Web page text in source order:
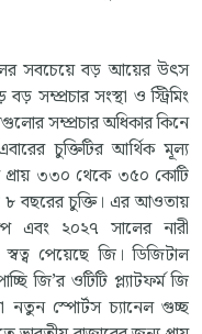
সবচেয়ে বড় আয়ের উৎস
সম্প্রচার সংস্থা ও স্ট্রিমিং
সম্প্রচার অধিকার কিনে
চুক্তিটির আর্থিক মূল্য
প্রায় ৩৩০ থেকে ৩৫০ কোটি
৮ বছরের চুক্তি। এর আওতায়
এবং ২০২৭ সালের নারী
পেয়েছে জি। ডিজিটাল
জি’র ওটিটি প্ল্যাটফর্ম জি
নতুন স্পোর্টস চ্যানেল গুচ্ছ